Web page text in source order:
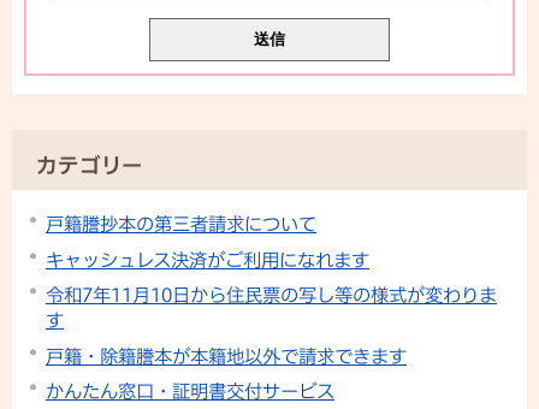
カテゴリー
戸籍謄抄本の第三者請求について
キャッシュレス決済がご利用になれます
令和7年11月10日から住民票の写し等の様式が変わりま
す
戸籍・除籍謄本が本籍地以外で請求できます
かんたん窓口・証明書交付サービス